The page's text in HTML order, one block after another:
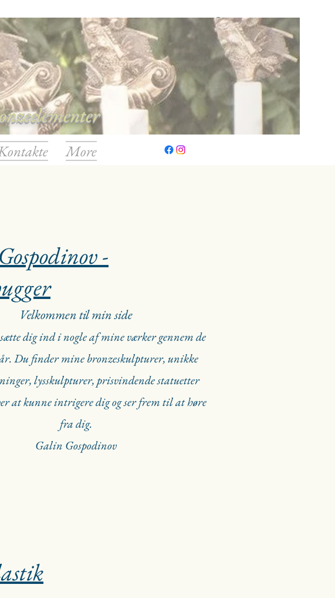
Log ind
More
-
Velkommen til min side
dig ind i nogle af mine værker gennem de
år. Du finder mine bronzeskulpturer, unikke
lysskulpturer, prisvindende statuetter
at kunne intrigere dig og ser frem til at høre
fra dig.
Galin Gospodinov